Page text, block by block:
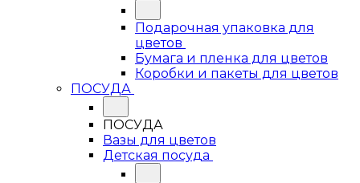
Подарочная упаковка для
цветов
Бумага и пленка для цветов
Коробки и пакеты для цветов
ПОСУДА
ПОСУДА
Вазы для цветов
Детская посуда